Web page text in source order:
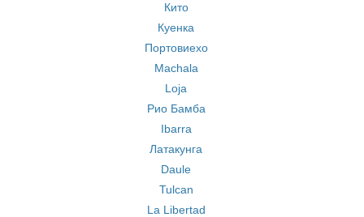
Кито
Куенка
Портовиехо
Machala
Loja
Рио Бамба
Ibarra
Латакунга
Daule
Tulcan
La Libertad